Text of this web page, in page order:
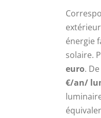
énergie
solaire.
euro.
€/an/